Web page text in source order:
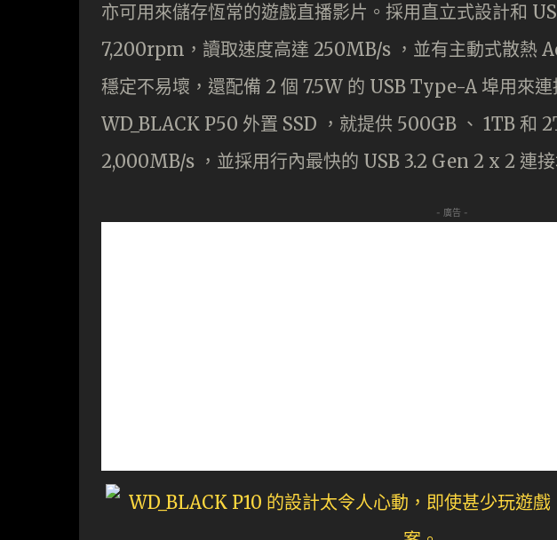
亦可用來儲存恆常的遊戲直播影片。採用直立式設計和
7,200rpm，讀取速度高達 250MB/s ，並有主動式散熱
穩定不易壞，還配備 2 個 7.5W 的 USB Type-A 埠用來
WD_BLACK P50 外置 SSD ，就提供 500GB 、 1TB 和
2,000MB/s ，並採用行內最快的 USB 3.2 Gen 2 x 2 連
- 廣告 -